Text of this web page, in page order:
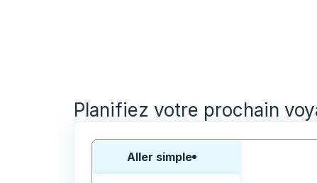
Planifiez votre prochain
Choisissez un sens ou un aller-retour:
Aller simple